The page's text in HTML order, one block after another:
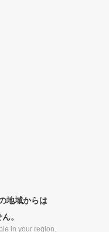
地域からは
。
in your region.